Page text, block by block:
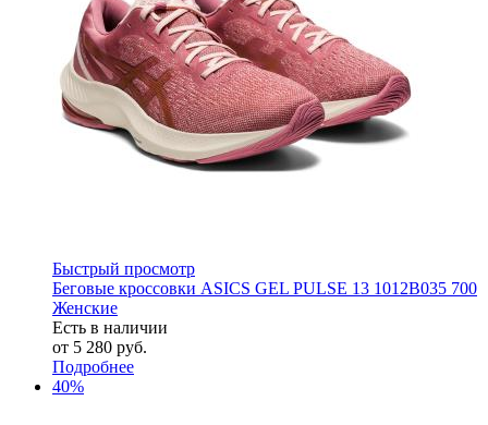
Быстрый просмотр
Беговые кроссовки ASICS GEL PULSE 13 1012B035 700
Женские
Есть в наличии
от 5 280 руб.
Подробнее
40%